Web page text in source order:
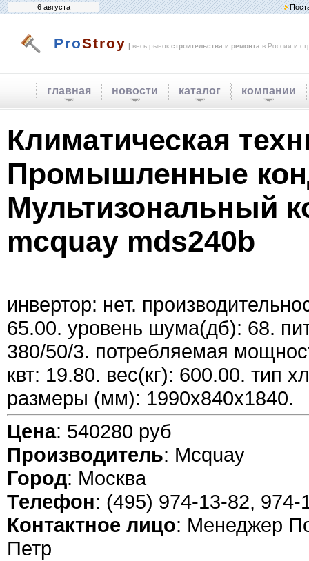
6 августа
ProStroy | весь рынок строительства и ремонта в России и
главная новости каталог компании
Климатическая
Промышленные
Мультизональный
mcquay mds240b
инвертор: нет.
65.00. уровень шума(дб): 68.
380/50/3. потребляемая
квт: 19.80. вес(кг): 600.00. тип
размеры (мм): 1990x840x1840.
Цена: 540280 руб
Производитель: Mcquay
Город: Москва
Телефон: (495) 974-13-82, 974-
Контактное лицо: Менеджер
Петр